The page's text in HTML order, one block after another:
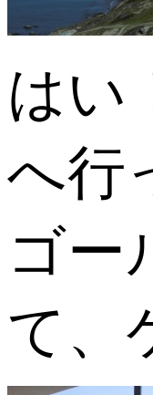
はい
へ行
ゴー
て、